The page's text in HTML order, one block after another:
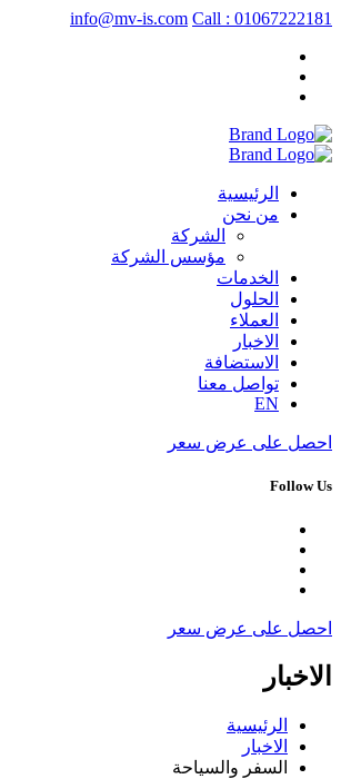
info@mv-is.com Call : 01067222181
الرئيسية
من نحن
الشركة
مؤسس الشركة
الخدمات
الحلول
العملاء
الاخبار
الاستضافة
تواصل معنا
EN
احصل على عرض سعر
Follow Us
احصل على عرض سعر
الاخبار
الرئيسية
الاخبار
السفر والسياحة